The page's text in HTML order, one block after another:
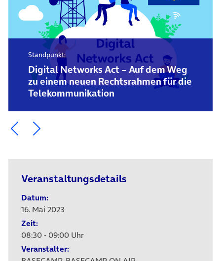
Standpunkt:
Digital Networks Act – Auf dem Weg
zu einem neuen Rechtsrahmen für die
Telekommunikation
Ein Element zurück blättern
Ein Element weiter blättern
Veranstaltungsdetails
Datum:
16. Mai 2023
Zeit:
08:30 - 09:00 Uhr
Veranstalter: